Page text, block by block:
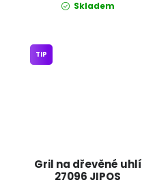
Skladem
Gril na dřevěné uhlí
27096 JIPOS
TIP